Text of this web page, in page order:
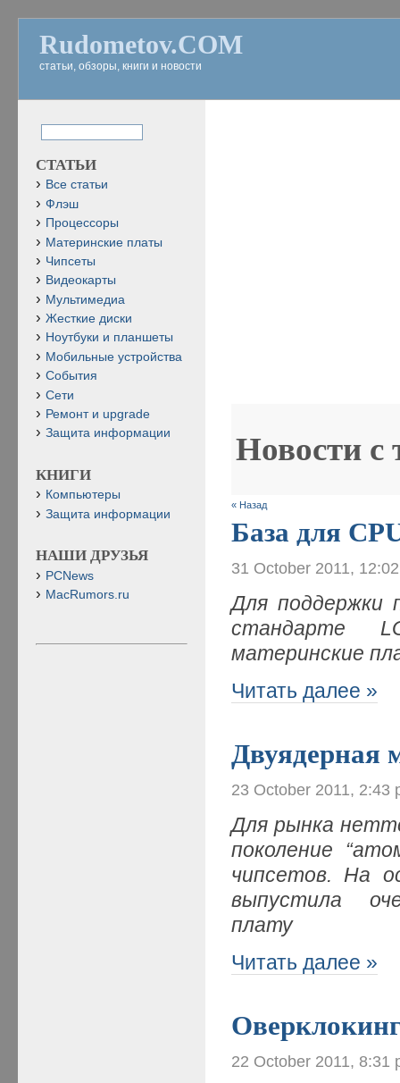
Rudometov.COM
статьи, обзоры, книги и новости
Новости с
« Назад
База для
31 October 2011,
Для поддержки
стандарте
материнские
Читать далее »
Двуядерная
23 October 2011, 2:43
Для рынка
поколение
чипсетов. На
выпустила
плату
Читать далее »
22 October 2011, 8:31
СТАТЬИ
Все статьи
Флэш
Процессоры
Материнские платы
Чипсеты
Видеокарты
Мультимедиа
Жесткие диски
Ноутбуки и планшеты
Мобильные устройства
События
Сети
Ремонт и upgrade
Защита информации
КНИГИ
Компьютеры
Защита информации
НАШИ ДРУЗЬЯ
PCNews
MacRumors.ru